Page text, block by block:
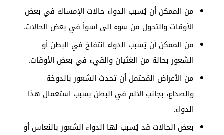
من الممكن أن يُسبب الدواء حالات الإمساك في بعض
الأوقات والتحول من سوء إلى أسوأ في بعض الحالات.
من الممكن أن يُسبب الدواء انتفاخ في البطن أو
الشعور بحالة من الغثيان والقيء في بعض الأوقات.
من الأعراض المُحتمل أن تحدث الشعور بالدوخة
والصداع، بجانب الألم في البطن بسبب استعمال هذا
الدواء.
بعض الحالات قد يُسبب لها الدواء الشعور بالنعاس أو